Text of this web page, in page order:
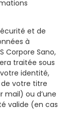
et de
à
Corpore Sano,
traitée sous
identité,
votre titre
mail) ou d’une
valide (en cas